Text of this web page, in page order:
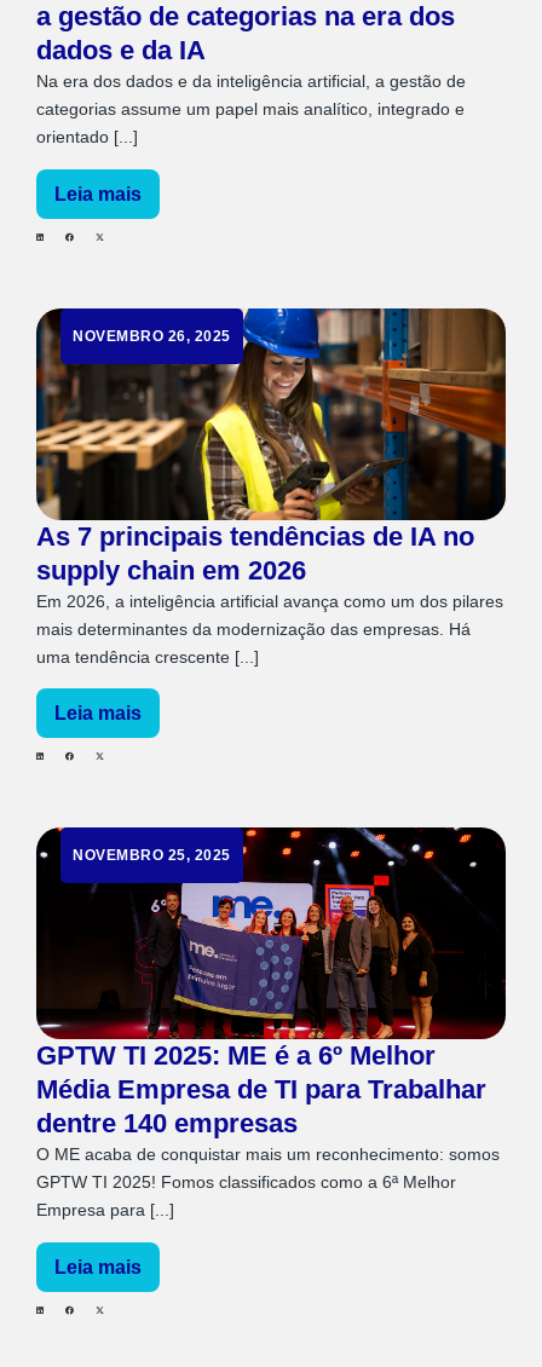
a gestão de categorias na era dos
dados e da IA
Na era dos dados e da inteligência artificial, a gestão de
categorias assume um papel mais analítico, integrado e
orientado [...]
Leia mais
NOVEMBRO 26, 2025
As 7 principais tendências de IA no
supply chain em 2026
Em 2026, a inteligência artificial avança como um dos pilares
mais determinantes da modernização das empresas. Há
uma tendência crescente [...]
Leia mais
NOVEMBRO 25, 2025
GPTW TI 2025: ME é a 6º Melhor
Média Empresa de TI para Trabalhar
dentre 140 empresas
O ME acaba de conquistar mais um reconhecimento: somos
GPTW TI 2025! Fomos classificados como a 6ª Melhor
Empresa para [...]
Leia mais